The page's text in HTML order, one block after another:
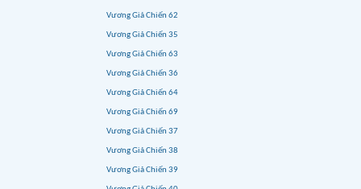
Vương Giả Chiến 62
Vương Giả Chiến 35
Vương Giả Chiến 63
Vương Giả Chiến 36
Vương Giả Chiến 64
Vương Giả Chiến 69
Vương Giả Chiến 37
Vương Giả Chiến 38
Vương Giả Chiến 39